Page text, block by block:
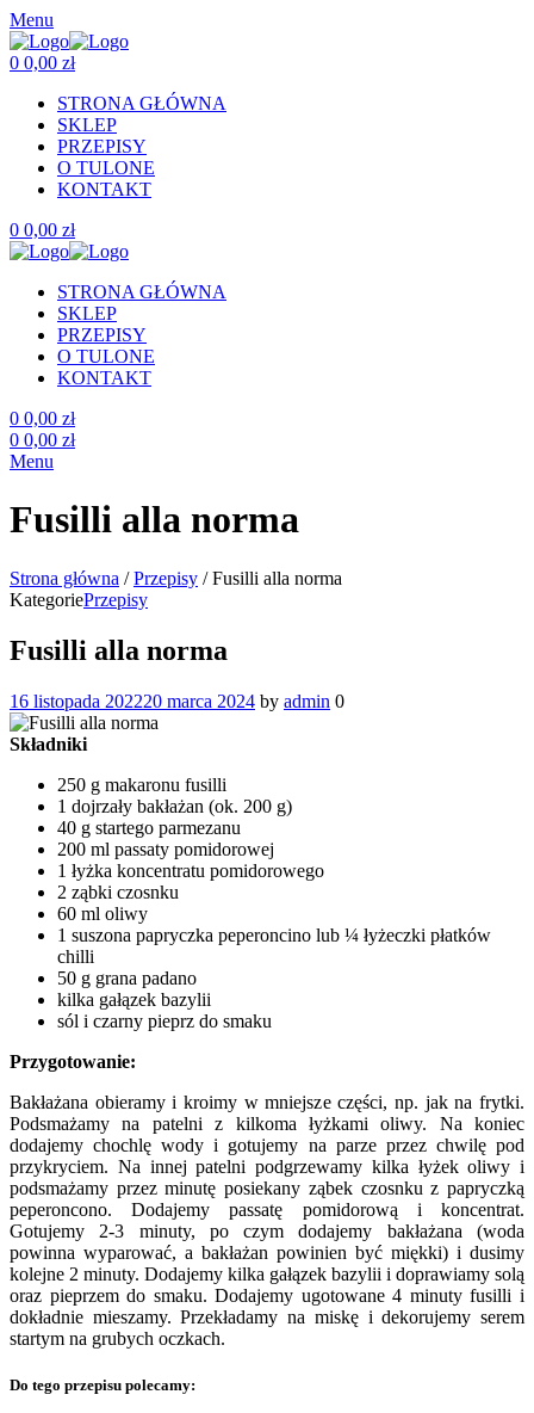
Menu
0 0,00 zł
STRONA GŁÓWNA
SKLEP
PRZEPISY
O TULONE
KONTAKT
0 0,00 zł
STRONA GŁÓWNA
SKLEP
PRZEPISY
O TULONE
KONTAKT
0 0,00 zł
0 0,00 zł
Menu
Fusilli alla norma
Strona główna /Przepisy /Fusilli alla norma
KategoriePrzepisy
Fusilli alla norma
16 listopada 202220 marca 2024 by admin 0
Składniki
250 g makaronu fusilli
1 dojrzały bakłażan (ok. 200 g)
40 g startego parmezanu
200 ml passaty pomidorowej
1 łyżka koncentratu pomidorowego
2 ząbki czosnku
60 ml oliwy
1 suszona papryczka peperoncino lub ¼ łyżeczki płatków
chilli
50 g grana padano
kilka gałązek bazylii
sól i czarny pieprz do smaku
Przygotowanie:
Bakłażana obieramy i kroimy w mniejsze części, np. jak na frytki.
Podsmażamy na patelni z kilkoma łyżkami oliwy. Na koniec
dodajemy chochlę wody i gotujemy na parze przez chwilę pod
przykryciem. Na innej patelni podgrzewamy kilka łyżek oliwy i
podsmażamy przez minutę posiekany ząbek czosnku z papryczką
peperoncono. Dodajemy passatę pomidorową i koncentrat.
Gotujemy 2-3 minuty, po czym dodajemy bakłażana (woda
powinna wyparować, a bakłażan powinien być miękki) i dusimy
kolejne 2 minuty. Dodajemy kilka gałązek bazylii i doprawiamy solą
oraz pieprzem do smaku. Dodajemy ugotowane 4 minuty fusilli i
dokładnie mieszamy. Przekładamy na miskę i dekorujemy serem
startym na grubych oczkach.
Do tego przepisu polecamy: